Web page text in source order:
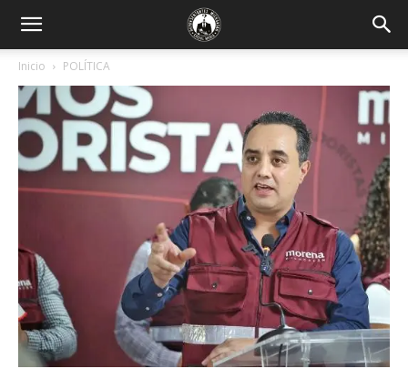
Inicio POLÍTICA